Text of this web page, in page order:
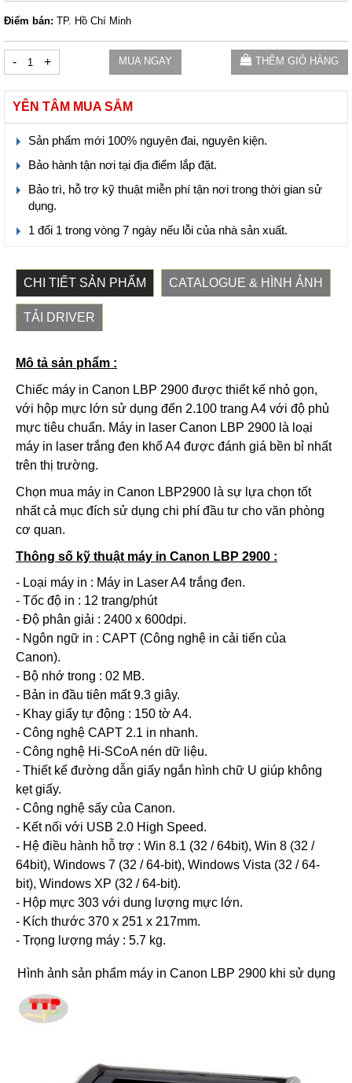
Điểm bán: TP. Hồ Chí Minh
- + MUA NGAY THÊM GIỎ HÀNG
YÊN TÂM MUA SẮM
Sản phẩm mới 100% nguyên đai, nguyên kiện.
Bảo hành tận nơi tại địa điểm lắp đặt.
Bảo trì, hỗ trợ kỹ thuật miễn phí tận nơi trong thời gian sử
dụng.
1 đổi 1 trong vòng 7 ngày nếu lỗi của nhà sản xuất.
CHI TIẾT SẢN PHẨM CATALOGUE & HÌNH ẢNH
TẢI DRIVER
Mô tả sản phẩm :
Chiếc máy in Canon LBP 2900 được thiết kế nhỏ gọn,
với hộp mực lớn sử dụng đến 2.100 trang A4 với độ phủ
mực tiêu chuẩn. Máy in laser Canon LBP 2900 là loại
máy in laser trắng đen khổ A4 được đánh giá bền bỉ nhất
trên thị trường.
Chọn mua máy in Canon LBP2900 là sự lựa chọn tốt
nhất cả mục đích sử dụng chi phí đầu tư cho văn phòng
cơ quan.
Thông số kỹ thuật máy in Canon LBP 2900 :
- Loại máy in : Máy in Laser A4 trắng đen.
- Tốc độ in : 12 trang/phút
- Độ phân giải : 2400 x 600dpi.
- Ngôn ngữ in : CAPT (Công nghệ in cải tiến của
Canon).
- Bộ nhớ trong : 02 MB.
- Bản in đầu tiên mất 9.3 giây.
- Khay giấy tự động : 150 tờ A4.
- Công nghệ CAPT 2.1 in nhanh.
- Công nghệ Hi-SCoA nén dữ liệu.
- Thiết kế đường dẫn giấy ngắn hình chữ U giúp không
kẹt giấy.
- Công nghệ sấy của Canon.
- Kết nối với USB 2.0 High Speed.
- Hệ điều hành hỗ trợ : Win 8.1 (32 / 64bit), Win 8 (32 /
64bit), Windows 7 (32 / 64-bit), Windows Vista (32 / 64-
bit), Windows XP (32 / 64-bit).
- Hộp mực 303 với dung lượng mực lớn.
- Kích thước 370 x 251 x 217mm.
- Trọng lượng máy : 5.7 kg.
Hình ảnh sản phẩm máy in Canon LBP 2900 khi sử dụng